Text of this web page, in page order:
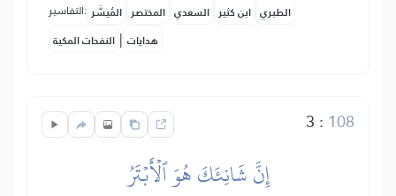
التفاسير: المُيسَّر المختصر السعدي ابن كثير الطبري
النفحات المكية | هدايات
3 : 108
إِنَّ شَانِئَكَ هُوَ ٱلۡأَبۡتَرُ